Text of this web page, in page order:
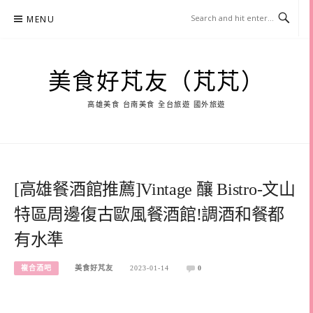
MENU
美食好芃友（芃芃）
高雄美食 台南美食 全台旅遊 國外旅遊
[高雄餐酒館推薦]Vintage 釀 Bistro-文山
特區周邊復古歐風餐酒館!調酒和餐都
有水準
複合酒吧 美食好芃友 2023-01-14 0